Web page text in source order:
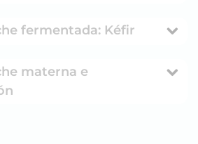
XXIII. Leche fermentada: Kéfir